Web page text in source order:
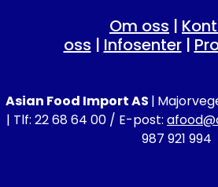
Om oss |
oss | Infosenter|
Asian Food Import AS |
| Tlf: 22 68 64 00 / E-post:
987 921 994